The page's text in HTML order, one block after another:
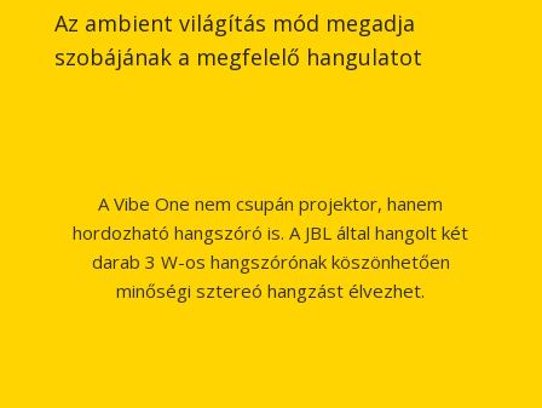
Az ambient világítás mód megadja
szobájának a megfelelő hangulatot
A Vibe One nem csupán projektor, hanem
hordozható hangszóró is. A JBL által hangolt két
darab 3 W-os hangszórónak köszönhetően
minőségi sztereó hangzást élvezhet.